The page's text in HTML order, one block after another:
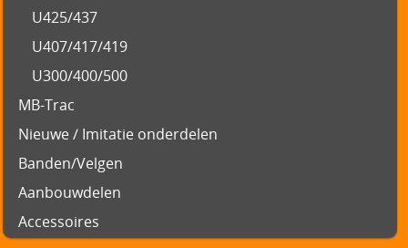
U425/437
U407/417/419
U300/400/500
MB-Trac
Nieuwe / Imitatie onderdelen
Banden/Velgen
Aanbouwdelen
Accessoires